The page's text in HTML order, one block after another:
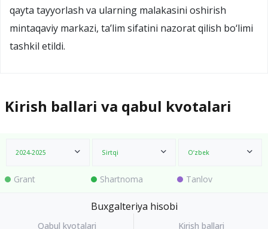
qayta tayyorlash va ularning malakasini oshirish
mintaqaviy markazi, ta’lim sifatini nazorat qilish bo‘limi
tashkil etildi.
Kirish ballari va qabul kvotalari
2024-2025 Sirtqi O‘zbek
Grant Shartnoma Tanlov
Buxgalteriya hisobi